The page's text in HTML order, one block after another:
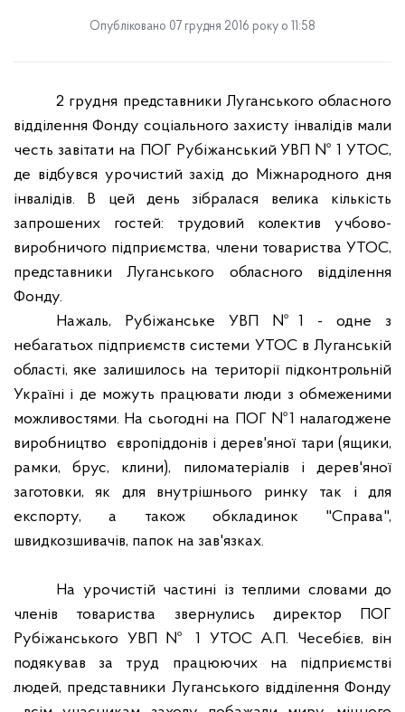
Опубліковано 07 грудня 2016 року о 11:58
2 грудня представники Луганського обласного
відділення Фонду соціального захисту інвалідів мали
честь завітати на ПОГ Рубіжанський УВП № 1 УТОС,
де відбувся урочистий захід до Міжнародного дня
інвалідів. В цей день зібралася велика кількість
запрошених гостей: трудовий колектив учбово-
виробничого підприємства, члени товариства УТОС,
представники Луганського обласного відділення
Фонду.
Нажаль, Рубіжанське УВП №1
-одне з
небагатьох підприємств системи УТОС в Луганській
області, яке залишилось на території підконтрольній
Україні і де можуть працювати люди з обмеженими
можливостями. На сьогодні на ПОГ №1 налагоджене
виробництво
європіддонів і дерев'яної тари (ящики,
рамки, брус, клини), пиломатеріалів і дерев'яної
заготовки, як для внутрішнього ринку так і для
експорту, а також обкладинок "Справа",
швидкозшивачів, папок на зав'язках.
На урочистій частині із теплими словами до
членів товариства звернулись директор ПОГ
Рубіжанського УВП № 1 УТОС А.П. Чесебієв, він
подякував за труд працюючих на підприємстві
людей, представники Луганського відділення Фонду